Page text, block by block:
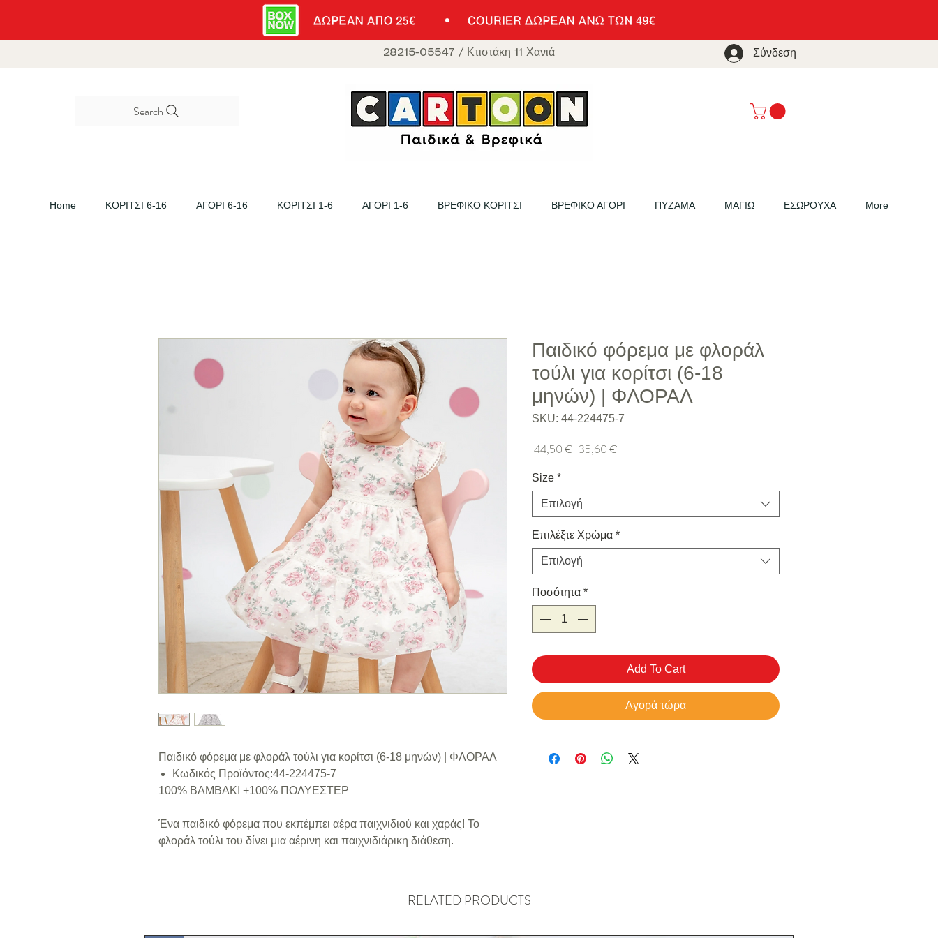
28215-05547 / Κτιστάκη 11 Χανιά Σύνδεση
Search
Home ΚΟΡΙΤΣΙ 6-16 ΑΓΟΡΙ 6-16 ΚΟΡΙΤΣΙ 1-6 ΑΓΟΡΙ 1-6 ΒΡΕΦΙΚΟ ΚΟΡΙΤΣΙ ΒΡΕΦΙΚΟ ΑΓΟΡΙ ΠΥΖΑΜΑ ΜΑΓΙΩ ΕΣΩΡΟΥΧΑ More
Παιδικό φόρεμα με φλοράλ τούλι για κορίτσι (6-18 μηνών) | ΦΛΟΡΑΛ
Κωδικός Προϊόντος:44-224475-7
100% ΒΑΜΒΑΚΙ +100% ΠΟΛΥΕΣΤΕΡ
Ένα παιδικό φόρεμα που εκπέμπει αέρα παιχνιδιού και χαράς! Το
φλοράλ τούλι του δίνει μια αέρινη και παιχνιδιάρικη διάθεση.
Παιδικό φόρεμα με φλοράλ
τούλι για κορίτσι (6-18
μηνών) | ΦΛΟΡΑΛ
SKU: 44-224475-7
44,50 € Κανονική τιμή
35,60 €
Size *
Επιλογή
Επιλέξτε Χρώμα *
Επιλογή
Ποσότητα *
Add To Cart
Αγορά τώρα
RELATED PRODUCTS